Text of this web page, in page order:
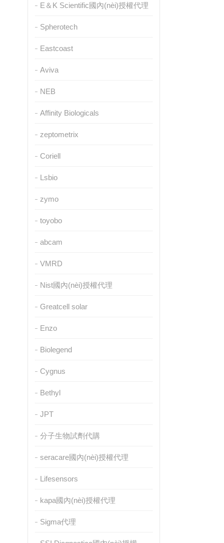
E＆K Scientific國內(nèi)授權代理
Spherotech
Eastcoast
Aviva
NEB
Affinity Biologicals
zeptometrix
Coriell
Lsbio
zymo
toyobo
abcam
VMRD
Nist國內(nèi)授權代理
Greatcell solar
Enzo
Biolegend
Cygnus
Bethyl
JPT
分子生物試劑代購
seracare國內(nèi)授權代理
Lifesensors
kapa國內(nèi)授權代理
Sigma代理